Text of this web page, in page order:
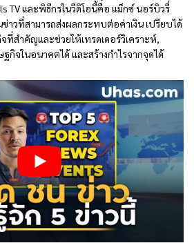
TV และพิธีกรในวีดิโอนี้คือ แม็กซ์ นอร์บิวรี่
ข่าวที่สามารถส่งผลกระทบต่อค่าเงิน เปรียบได้
สำคัญและช่วยให้เทรดเดอร์วิเคราะห์,
กิจในอนาคตได้ และสร้างกำไรจากจุดได้